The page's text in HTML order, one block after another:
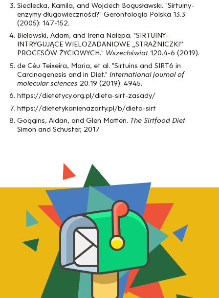
Siedlecka, Kamila, and Wojciech Bogusławski. "Sirtuiny-
enzymy długowieczności?" Gerontologia Polska 13.3
(2005): 147-152.
Bielawski, Adam, and Irena Nalepa. "SIRTUINY–
INTRYGUJĄCE WIELOZADANIOWE „STRAŻNICZKI”
PROCESÓW ŻYCIOWYCH." Wszechświat 120.4-6 (2019).
de Céu Teixeira, Maria, et al. "Sirtuins and SIRT6 in
Carcinogenesis and in Diet." International journal of
molecular sciences 20.19 (2019): 4945.
https://dietetycy.org.pl/dieta-sirt-zasady/
https://dietetykanienazarty.pl/b/dieta-sirt
Goggins, Aidan, and Glen Matten. The Sirtfood Diet.
Simon and Schuster, 2017.